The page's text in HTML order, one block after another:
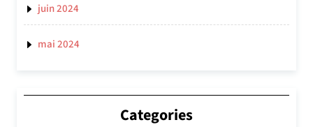
juin 2024
mai 2024
Categories